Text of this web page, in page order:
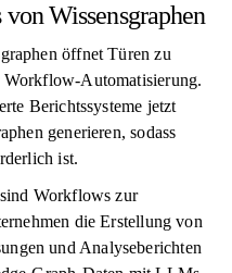
Wissensgraphen
öffnet Türen zu
Workflow-Automatisierung.
Berichtssysteme jetzt
generieren, sodass
ist.
Workflows zur
die Erstellung von
und Analyseberichten